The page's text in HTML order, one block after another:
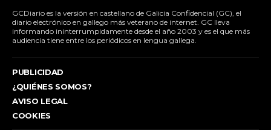
GCDiario es la versión en castellano de Galicia Confidencial (GC), el
diario electrónico en gallego más veterano de internet. GC lleva
informando ininterrumpidamente desde el año 2003 y es el que más
audiencia tiene entre los periódicos en lengua gallega.
PUBLICIDAD
¿QUIÉNES SOMOS?
AVISO LEGAL
COOKIES